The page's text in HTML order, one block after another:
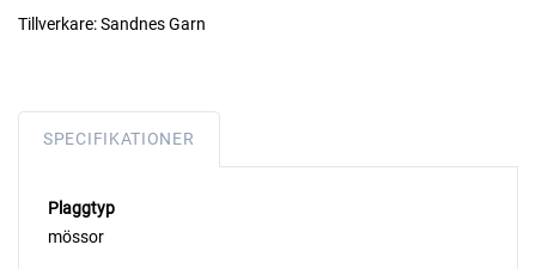
Tillverkare:Sandnes Garn
SPECIFIKATIONER
Plaggtyp
mössor